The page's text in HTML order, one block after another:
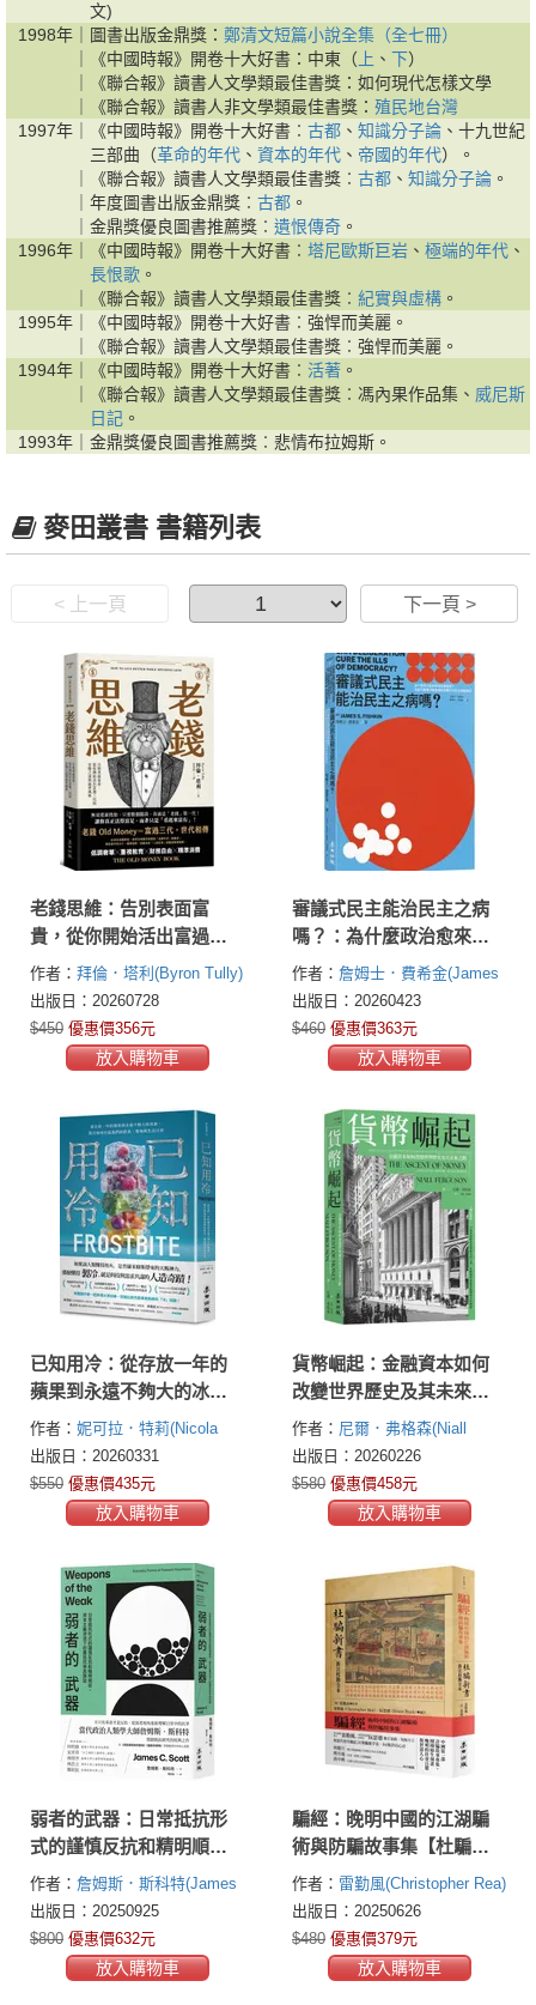
文)
1998年｜
圖書出版金鼎獎： 鄭清文短篇小說全集（全七冊）
《中國時報》開卷十大好書：中東（ 上 、 下）
《聯合報》讀書人文學類最佳書獎：如何現代怎樣文學
《聯合報》讀書人非文學類最佳書獎： 殖民地台灣
1997年｜
《中國時報》開卷十大好書︰ 古都 、 知識分子論 、十九世紀
三部曲（革命的年代 、 資本的年代 、 帝國的年代）。
《聯合報》讀書人文學類最佳書獎︰ 古都 、 知識分子論 。
年度圖書出版金鼎獎︰ 古都 。
金鼎獎優良圖書推薦獎︰ 遺恨傳奇 。
1996年｜
《中國時報》開卷十大好書︰ 塔尼歐斯巨岩 、 極端的年代 、
長恨歌 。
《聯合報》讀書人文學類最佳書獎︰ 紀實與虛構 。
1995年｜
《中國時報》開卷十大好書︰強悍而美麗。
《聯合報》讀書人文學類最佳書獎︰強悍而美麗。
1994年｜
《中國時報》開卷十大好書︰ 活著 。
《聯合報》讀書人文學類最佳書獎︰馮內果作品集、 威尼斯
日記 。
1993年｜ 金鼎獎優良圖書推薦獎︰悲情布拉姆斯。
麥田叢書 書籍列表
< 上一頁 下一頁 >
老錢思維：告別表面富
貴，從你開始活出富過三
代的安穩之道與處世風格
作者： 拜倫．塔利(Byron Tully)
出版日：20260728
$450 優惠價356元
放入購物車
審議式民主能治民主之病
嗎？：為什麼政治愈來愈
跟民意脫鉤？為當代集體
決策困境提供最可行的大
師級解方
作者： 詹姆士．費希金(James
S. Fishkin)
出版日：20260423
$460 優惠價363元
放入購物車
已知用冷：從存放一年的
蘋果到永遠不夠大的冰
箱，製冷如何打造我們的
飲食、環境與生活日常
作者： 妮可拉．特莉(Nicola
Twilley)
出版日：20260331
$550 優惠價435元
放入購物車
貨幣崛起：金融資本如何
改變世界歷史及其未來之
路（增訂新版）
作者： 尼爾．弗格森(Niall
Ferguson)
出版日：20260226
$580 優惠價458元
放入購物車
弱者的武器：日常抵抗形
式的謹慎反抗和精明順
從，資本主義滲透下的農
民抗爭民族誌
作者： 詹姆斯．斯科特(James
C. Scott)
出版日：20250925
$800 優惠價632元
放入購物車
騙經：晚明中國的江湖騙
術與防騙故事集【杜騙新
書．新注校勘全本】
作者： 雷勤風(Christopher Rea)
阮思德(Bruce Rusk)
應俞
出版日：20250626
$480 優惠價379元
放入購物車